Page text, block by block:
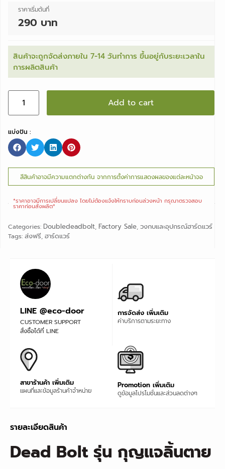
ราคาเริ่มต้นที่
290 บาท
สินค้าจะถูกจัดส่งภายใน 7-14 วันทำการ ขึ้นอยู่กับระยะเวลาใน
การผลิตสินค้า
Add to cart
แบ่งปัน :
สีสินค้าอาจมีความแตกต่างกัน จากการตั้งค่าการแสดงผลของแต่ละหน้าจอ
*ราคาอาจมีการเปลี่ยนแปลง ไดยไม่ต้องแจ้งให้ทราบก่อนล่วงหน้า กรุณาตรวจสอบ
ราคาก่อนสั่งผลิต*
Categories: Doubledeadbolt Factory Sale วงกบและอุปกรณ์ฮาร์ดแวร์
Tags: ส่งฟรี ฮาร์ดแวร์
LINE @eco-door
CUSTOMER SUPPORT
สั่งซื้อได้ที่ LINE
การจัดส่ง เพิ่มเติม
ค่าบริการตามระยะทาง
สาขาร้านค้า เพิ่มเติม
แผนที่และข้อมูลร้านค้าจำหน่าย
Promotion เพิ่มเติม
ดูข้อมูลโปรโมชั่นและส่วนลดต่างๆ
รายละเอียดสินค้า
Dead Bolt รุ่น กุญแจลิ้นตาย